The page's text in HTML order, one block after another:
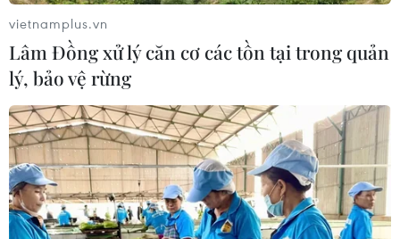
vietnamplus.vn
Lâm Đồng xử lý căn cơ các tồn tại trong quản
lý, bảo vệ rừng